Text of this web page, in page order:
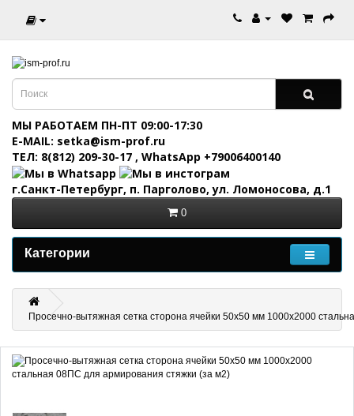
МЫ РАБОТАЕМ ПН-ПТ 09:00-17:30
E-MAIL: setka@ism-prof.ru
ТЕЛ: 8(812) 209-30-17 , WhatsApp +79006400140
г.Санкт-Петербург, п. Парголово, ул. Ломоносова, д.1
0
Категории
Просечно-вытяжная сетка сторона ячейки 50х50 мм 1000х2000